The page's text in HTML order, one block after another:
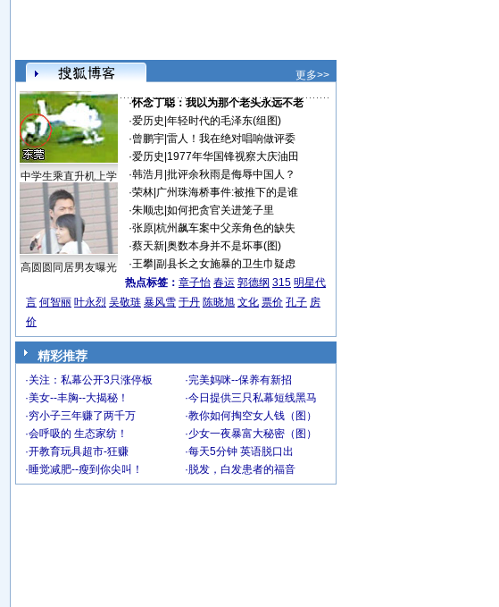
更多>>
中学生乘直升机上学
高圆圆同居男友曝光
·怀念丁聪：我以为那个老头永远不老
·爱历史 年轻时代的毛泽东(组图)
·曾鹏宇| 雷人！我在绝对唱响做评委
·爱历史 1977年华国锋视察大庆油田
·韩浩月 批评余秋雨是侮辱中国人？
·荣林| 广州珠海桥事件:被推下的是谁
·朱顺忠 如何把贪官关进笼子里
·张原| 杭州飙车案中父亲角色的缺失
·蔡天新| 奥数本身并不是坏事(图)
·王攀| 副县长之女施暴的卫生巾疑虑
热点标签： 章子怡 春运 郭德纲 315 明星代
言 何智丽 叶永烈 吴敬琏 暴风雪 于丹 陈晓旭 文化 票价 孔子 房
价
精彩推荐
·关注：私幕公开3只涨停板 ·完美妈咪--保养有新招
·美女--丰胸--大揭秘！ ·今日提供三只私幕短线黑马
·穷小子三年赚了两千万 ·教你如何掏空女人钱（图）
·会呼吸的 生态家纺！ ·少女一夜暴富大秘密（图）
·开教育玩具超市-狂赚 ·每天5分钟 英语脱口出
·睡觉减肥--瘦到你尖叫！ · 脱发，白发患者的福音